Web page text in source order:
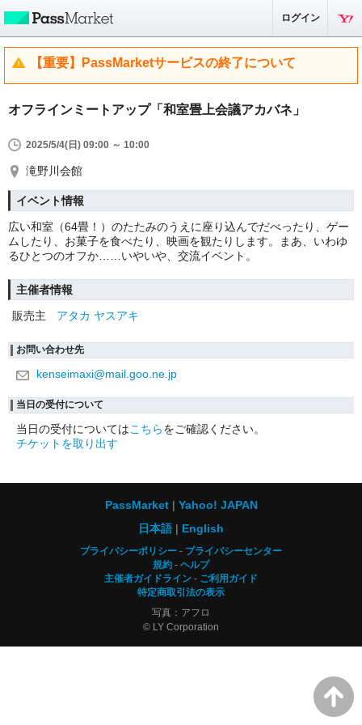
ログイン
【重要】PassMarketサービスの終了について
オフラインミートアップ「和室畳上会議アカバネ」
2025/5/4(日) 09:00 ～ 10:00
滝野川会館
イベント情報
広い和室（64畳！）のたたみのうえに座り込んでだべったり、ゲー
ムしたり、お菓子を食べたり、映画を観たりします。まあ、いわゆ
るひとつのオフか……いやいや、交流イベント。
主催者情報
販売主
アタカ ヤスアキ
お問い合わせ先
kenseimaxi@mail.goo.ne.jp
当日の受付について
当日の受付についてはこちらをご確認ください。
チケットを取り出す
PassMarket
Yahoo! JAPAN
日本語
English
プライバシーポリシー
プライバシーセンター
規約
ヘルプ
主催者ガイドライン
ご利用ガイド
特定商取引法の表示
写真：アフロ
© LY Corporation